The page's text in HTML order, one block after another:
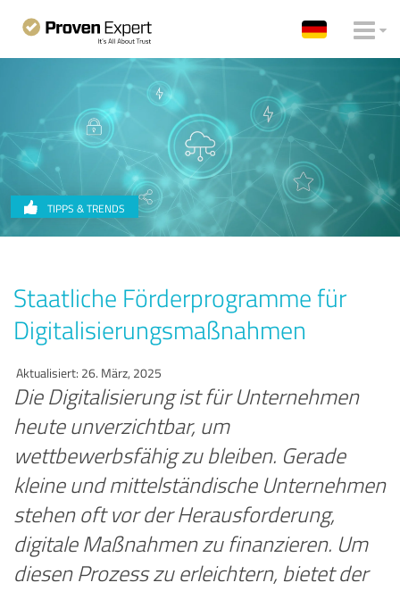
TIPPS & TRENDS
Staatliche Förderprogramme für
Digitalisierungsmaßnahmen
Aktualisiert: 26. März, 2025
Die Digitalisierung ist für Unternehmen
heute unverzichtbar, um
wettbewerbsfähig zu bleiben. Gerade
kleine und mittelständische Unternehmen
stehen oft vor der Herausforderung,
digitale Maßnahmen zu finanzieren. Um
diesen Prozess zu erleichtern, bietet der